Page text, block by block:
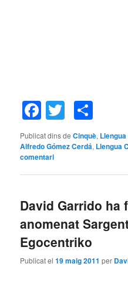
Facebook
Twitter
Publicat dins de Cinquè,
Alfredo Gómez Cerdá, Llengua
comentari
David Garrido ha
anomenat
Egocentriko
Publicat el19 maig 2011 per